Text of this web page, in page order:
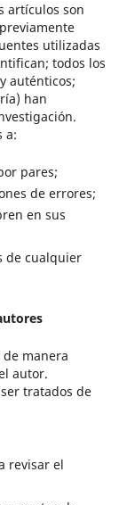
artículos son
utilizadas
todos los
auténticos;
han
a:
pares;
de errores;
en sus
de cualquier
de manera
autor.
tratados de
revisar el